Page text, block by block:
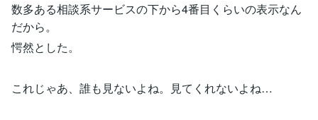
数多ある相談系サービスの下から4番目くらいの表示なん
だから。
愕然とした。
これじゃあ、誰も見ないよね。見てくれないよね…